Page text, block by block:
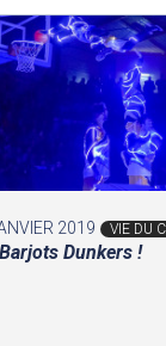
2019 VIE DU
Dunkers !